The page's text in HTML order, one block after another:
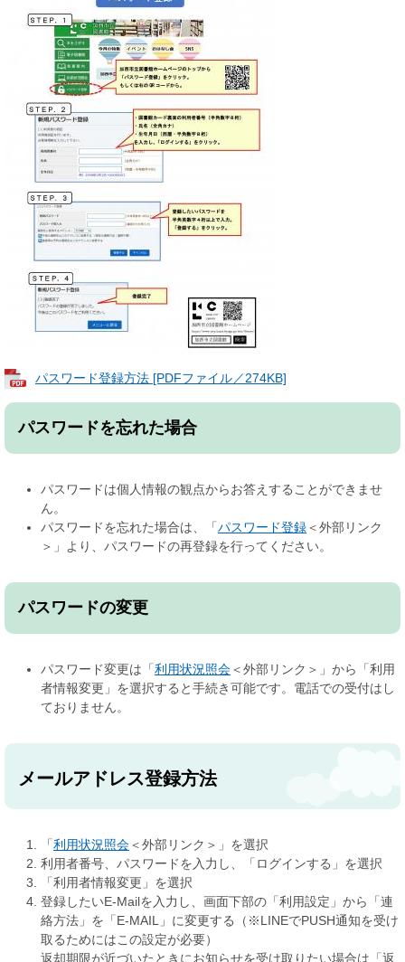
パスワード登録方法 [PDFファイル／274KB]
パスワードを忘れた場合
パスワードは個人情報の観点からお答えすることができませ
ん。
パスワードを忘れた場合は、「 パスワード登録＜外部リンク
＞ 」より、パスワードの再登録を行ってください。
パスワードの変更
パスワード変更は「 利用状況照会＜外部リンク＞ 」から「利用
者情報変更」を選択すると手続き可能です。電話での受付はし
ておりません。
メールアドレス登録方法
「 利用状況照会＜外部リンク＞ 」を選択
利用者番号、パスワードを入力し、「ログインする」を選択
「利用者情報変更」を選択
登録したいE-Mailを入力し、画面下部の「利用設定」から「連
絡方法」を「E-MAIL」に変更する（※LINEでPUSH通知を受け
取るためにはこの設定が必要）
返却期限が近づいたときにお知らせを受け取りたい場合は「返